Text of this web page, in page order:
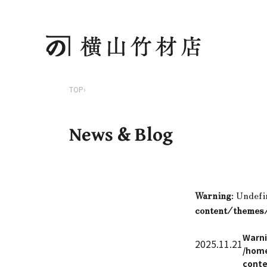
TOP›
News & Blog
Warning:
content/
2025.11.21/